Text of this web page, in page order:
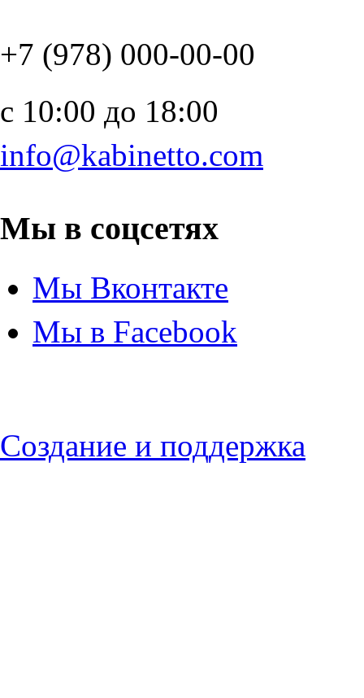
+7 (978) 000-00-00
c 10:00 до 18:00
info@kabinetto.com
Мы в соцсетях
Мы Вконтакте
Мы в Facebook
Создание и поддержка